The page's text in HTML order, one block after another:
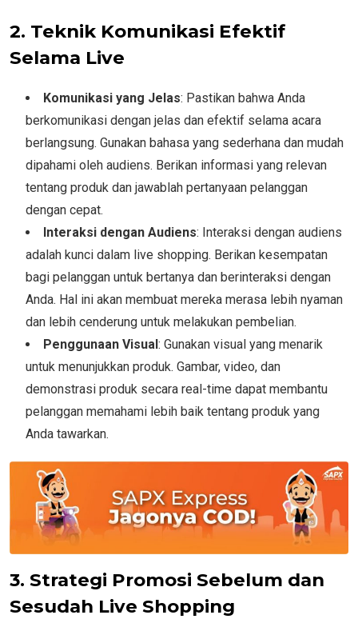
2. Teknik Komunikasi Efektif
Selama Live
Komunikasi yang Jelas: Pastikan bahwa Anda
berkomunikasi dengan jelas dan efektif selama acara
berlangsung. Gunakan bahasa yang sederhana dan mudah
dipahami oleh audiens. Berikan informasi yang relevan
tentang produk dan jawablah pertanyaan pelanggan
dengan cepat.
Interaksi dengan Audiens: Interaksi dengan audiens
adalah kunci dalam live shopping. Berikan kesempatan
bagi pelanggan untuk bertanya dan berinteraksi dengan
Anda. Hal ini akan membuat mereka merasa lebih nyaman
dan lebih cenderung untuk melakukan pembelian.
Penggunaan Visual: Gunakan visual yang menarik
untuk menunjukkan produk. Gambar, video, dan
demonstrasi produk secara real-time dapat membantu
pelanggan memahami lebih baik tentang produk yang
Anda tawarkan.
3. Strategi Promosi Sebelum dan
Sesudah Live Shopping